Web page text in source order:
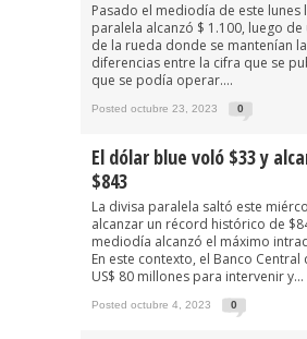
Pasado el mediodía de este lunes
paralela alcanzó $ 1.100, luego
de la rueda donde se mantenían
diferencias entre la cifra que se
que se podía operar....
Posted octubre 23, 2023 0
El dólar blue voló $33 y
$843
La divisa paralela saltó este
alcanzar un récord histórico de
mediodía alcanzó el máximo
En este contexto, el Banco
US$ 80 millones para intervenir y...
Posted octubre 4, 2023 0